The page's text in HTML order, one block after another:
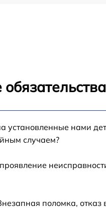
Apple Watch
установленные нами
случаем?
поломка, отказ